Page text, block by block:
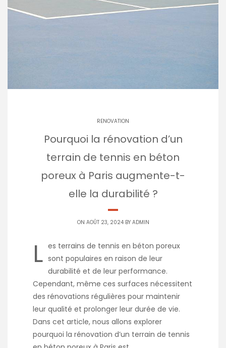
RENOVATION
Pourquoi la rénovation d’un
terrain de tennis en béton
poreux à Paris augmente-t-
elle la durabilité ?
ON AOÛT 23, 2024 BY ADMIN
L es terrains de tennis en béton poreux
sont populaires en raison de leur
durabilité et de leur performance.
Cependant, même ces surfaces nécessitent
des rénovations régulières pour maintenir
leur qualité et prolonger leur durée de vie.
Dans cet article, nous allons explorer
pourquoi la rénovation d’un terrain de tennis